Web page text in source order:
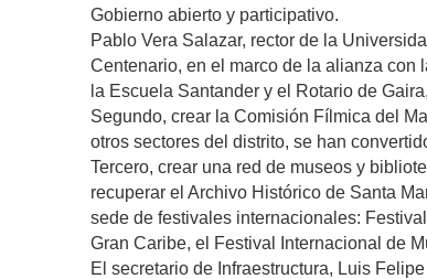
Gobierno abierto y participativo.
Pablo Vera Salazar, rector de la
Centenario, en el marco de la alianza
la Escuela Santander y el Rotario de
Segundo, crear la Comisión Fílmica del
otros sectores del distrito, se han
Tercero, crear una red de museos y
recuperar el Archivo Histórico de Santa
sede de festivales internacionales:
Gran Caribe, el Festival Internacional de
El secretario de Infraestructura, Luis